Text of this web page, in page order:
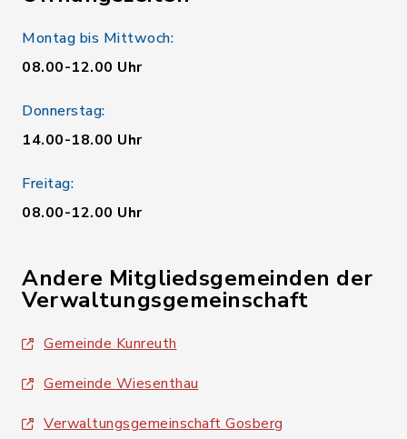
Montag bis Mittwoch:
08.00-12.00 Uhr
Donnerstag:
14.00-18.00 Uhr
Freitag:
08.00-12.00 Uhr
Andere Mitgliedsgemeinden der
Verwaltungsgemeinschaft
Gemeinde Kunreuth
Gemeinde Wiesenthau
Verwaltungsgemeinschaft Gosberg